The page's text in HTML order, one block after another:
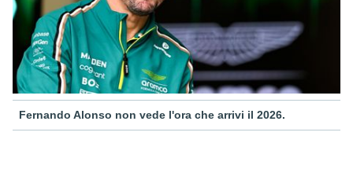
Fernando Alonso non vede l'ora che arrivi il 2026.